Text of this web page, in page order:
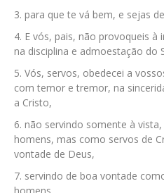
para que te vá bem, e sejas
E vós, pais, não provoqueis
na disciplina e admoestação do
Vós, servos, obedecei a
com temor e tremor, na
a Cristo,
não servindo somente à
homens, mas como servos de
vontade de Deus,
servindo de boa vontade
homens.